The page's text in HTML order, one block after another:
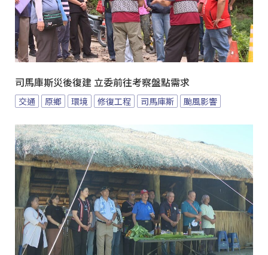
司馬庫斯災後復建 立委前往考察盤點需求
交通 原鄉 環境 修復工程 司馬庫斯 颱風影響